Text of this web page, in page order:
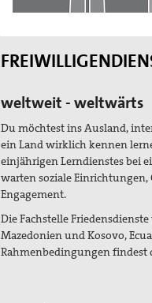
weltweit - weltwärts
Du möchtest ins Ausland,
ein Land wirklich kennen
einjährigen Lerndienstes bei
warten soziale
Engagement.
Die Fachstelle
Mazedonien und Kosovo,
Rahmenbedingungen findest